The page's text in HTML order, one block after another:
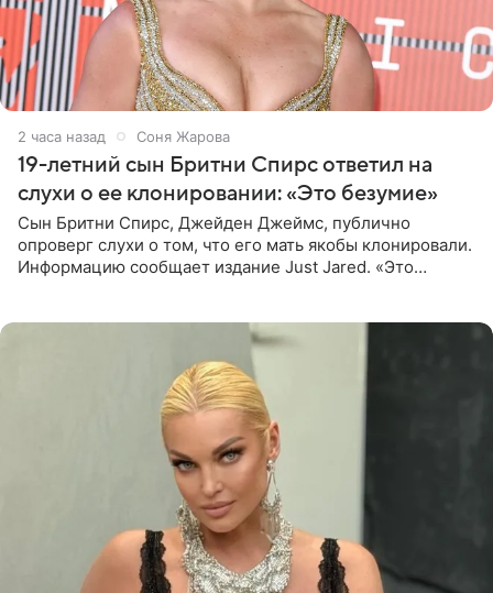
2 часа назад Соня Жарова
19-летний сын Бритни Спирс ответил на
слухи о ее клонировании: «Это безумие»
Сын Бритни Спирс, Джейден Джеймс, публично
опроверг слухи о том, что его мать якобы клонировали.
Информацию сообщает издание Just Jared. «Это